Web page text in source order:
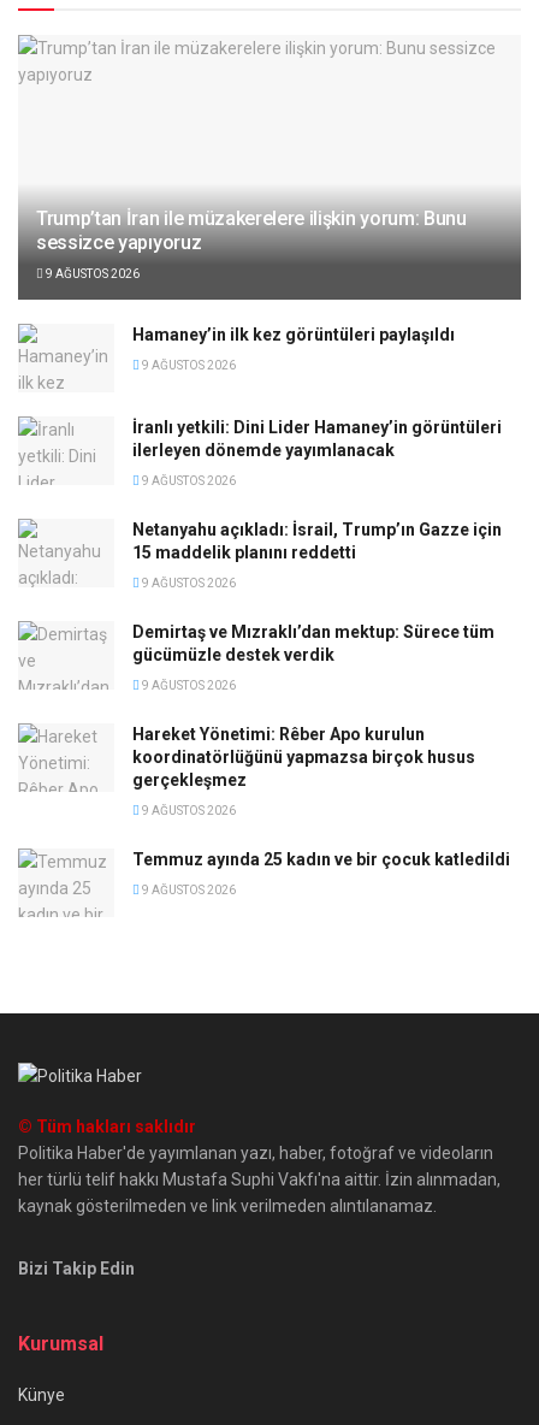
Trump’tan İran ile müzakerelere ilişkin yorum: Bunu
sessizce yapıyoruz
9 AĞUSTOS 2026
Hamaney’in ilk kez görüntüleri paylaşıldı
9 AĞUSTOS 2026
İranlı yetkili: Dini Lider Hamaney’in görüntüleri
ilerleyen dönemde yayımlanacak
9 AĞUSTOS 2026
Netanyahu açıkladı: İsrail, Trump’ın Gazze için
15 maddelik planını reddetti
9 AĞUSTOS 2026
Demirtaş ve Mızraklı’dan mektup: Sürece tüm
gücümüzle destek verdik
9 AĞUSTOS 2026
Hareket Yönetimi: Rêber Apo kurulun
koordinatörlüğünü yapmazsa birçok husus
gerçekleşmez
9 AĞUSTOS 2026
Temmuz ayında 25 kadın ve bir çocuk katledildi
9 AĞUSTOS 2026
© Tüm hakları saklıdır
Politika Haber'de yayımlanan yazı, haber, fotoğraf ve videoların
her türlü telif hakkı Mustafa Suphi Vakfı'na aittir. İzin alınmadan,
kaynak gösterilmeden ve link verilmeden alıntılanamaz.
Bizi Takip Edin
Kurumsal
Künye